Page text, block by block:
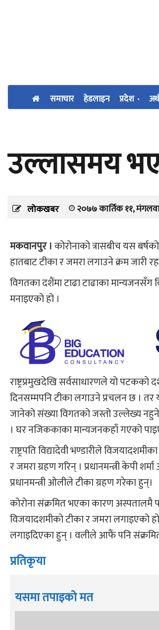
समाचार हेडलाइन प्रदेश
उल्लासमय
लोकखबर २०७७ कार्तिक ११,
मकवानपुर ।कोरोनाको त्रासबीच यस
हातबाट टीका र जमरा लगाउने क्रम जारी
विगतका दशैंमा टाढा टाढाका
मनाइएको हो ।
राष्ट्रप्रमुखदेखि सर्वसाधारणले यो
दिनसम्मपनि टीका लगाउने प्रचलन छ । तर
जानेको संख्या विगतको जस्तो उल्लेख्य
। घर नजिककाका मान्यजनकहाँ गएको
राष्ट्रपति विद्यादेवी भण्डारीले
र जमरा ग्रहण गरिन् । प्रधानमन्त्री केपी
प्रधानमन्त्री ओलीले टीका ग्रहण गरेका हुन्।
कोरोना संक्रमित भएका कारण अस्पतालमै
विजयादशमीको टीका र जमरा लगाइएको
लगाइदिएका हुन् । वलीले आफैं पनि
प्रतिकृया
यसमा तपाइको मत